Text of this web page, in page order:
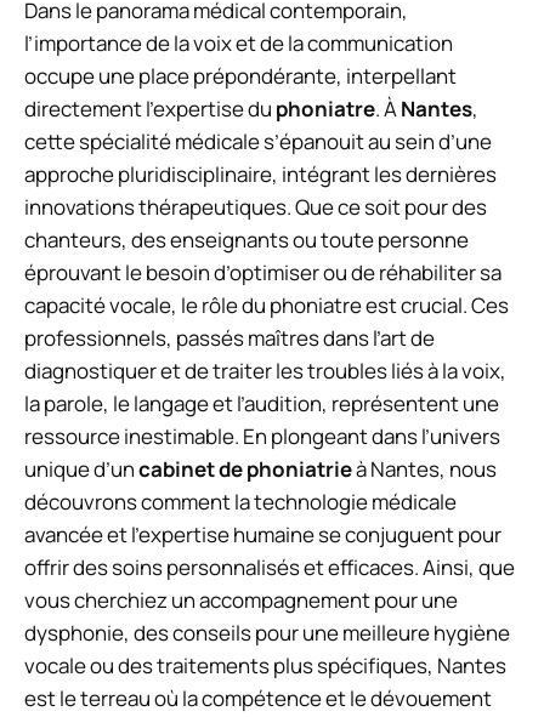
Dans le panorama médical contemporain,
l’importance de la voix et de la communication
occupe une place prépondérante, interpellant
directement l’expertise du phoniatre. ÀNantes,
cette spécialité médicale s’épanouit au sein d’une
approche pluridisciplinaire, intégrant les dernières
innovations thérapeutiques. Que ce soit pour des
chanteurs, des enseignants ou toute personne
éprouvant le besoin d’optimiser ou de réhabiliter sa
capacité vocale, le rôle du phoniatre est crucial. Ces
professionnels, passés maîtres dans l’art de
diagnostiquer et de traiter les troubles liés à la voix,
la parole, le langage et l’audition, représentent une
ressource inestimable. En plongeant dans l’univers
unique d’uncabinet de phoniatrieà Nantes, nous
découvrons comment la technologie médicale
avancée et l’expertise humaine se conjuguent pour
offrir des soins personnalisés et efficaces. Ainsi, que
vous cherchiez un accompagnement pour une
dysphonie, des conseils pour une meilleure hygiène
vocale ou des traitements plus spécifiques, Nantes
est le terreau où la compétence et le dévouement